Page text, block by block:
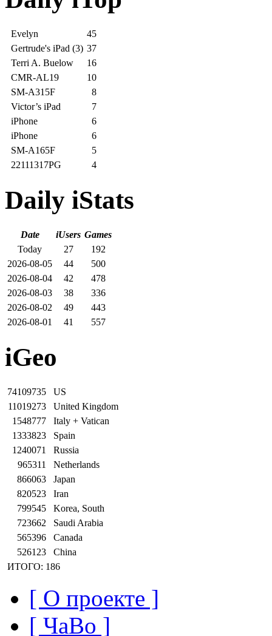
Evelyn
45
Gertrude's iPad (3) 37
Terri A. Buelow
16
CMR-AL19
10
SM-A315F
8
Victor’s iPad
7
iPhone
6
iPhone
6
SM-A165F
5
22111317PG
4
Daily iStats
Date iUsers Games
Today
27
192
2026-08-05
44
500
2026-08-04
42
478
2026-08-03
38
336
2026-08-02
49
443
2026-08-01
41 557
iGeo
74109735
US
11019273
United Kingdom
1548777
Italy + Vatican
1333823
Spain
1240071
Russia
965311
Netherlands
866063
Japan
820523
Iran
799545
Korea, South
723662
Saudi Arabia
565396
Canada
526123
China
ИТОГО: 186
[ О проекте ]
[ ЧаВо ]